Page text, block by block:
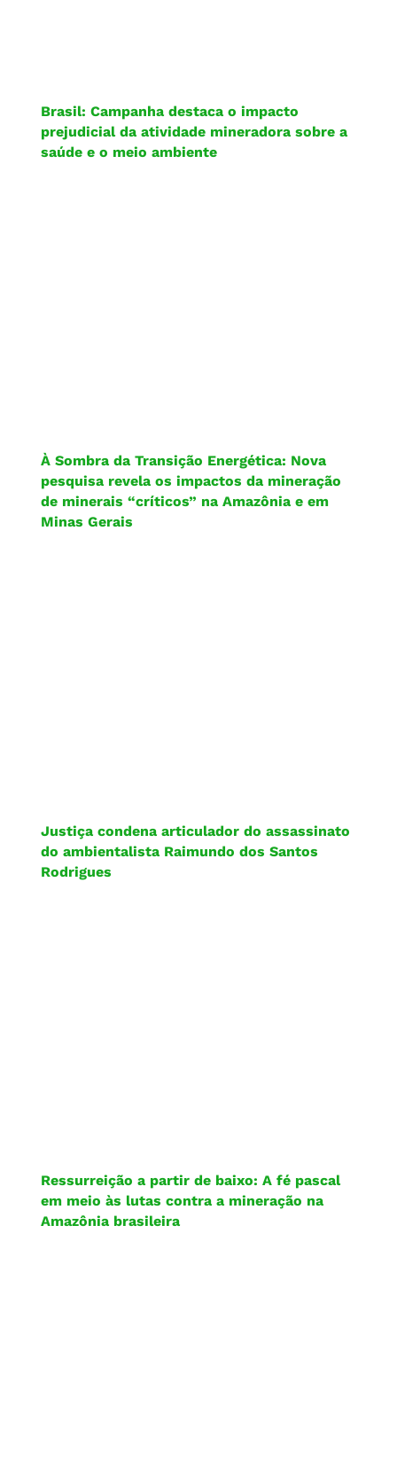
Brasil: Campanha destaca o impacto
prejudicial da atividade mineradora sobre a
saúde e o meio ambiente
À Sombra da Transição Energética: Nova
pesquisa revela os impactos da mineração
de minerais “críticos” na Amazônia e em
Minas Gerais
Justiça condena articulador do assassinato
do ambientalista Raimundo dos Santos
Rodrigues
Ressurreição a partir de baixo: A fé pascal
em meio às lutas contra a mineração na
Amazônia brasileira